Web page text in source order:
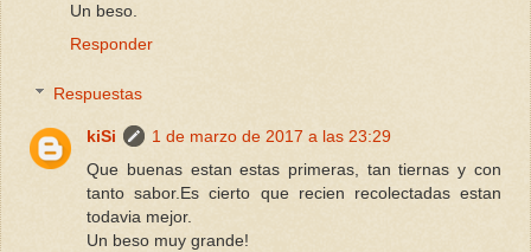
Un beso.
Responder
Respuestas
kiSi
1 de marzo de 2017 a las 23:29
Que buenas estan estas primeras, tan tiernas y con
tanto sabor.Es cierto que recien recolectadas estan
todavia mejor.
Un beso muy grande!